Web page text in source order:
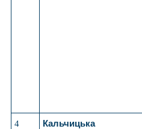
4
Кальчицька